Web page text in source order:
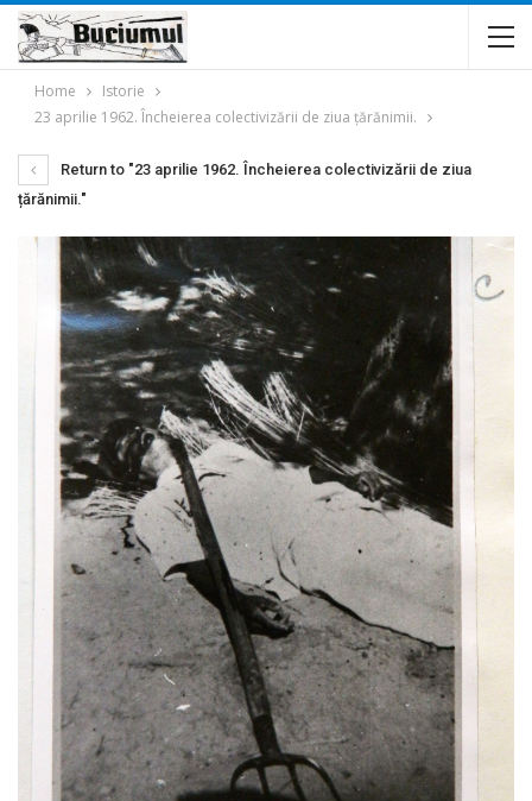
Home
Istorie
23 aprilie 1962. Încheierea colectivizării de ziua țărănimii.
Return to "23 aprilie 1962. Încheierea colectivizării de ziua
țărănimii."